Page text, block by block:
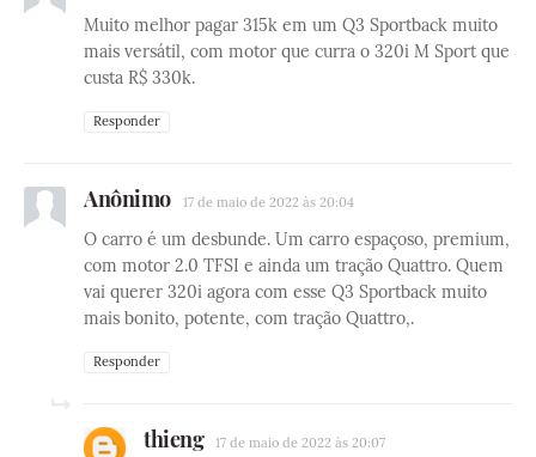
Muito melhor pagar 315k em um Q3 Sportback muito
mais versátil, com motor que curra o 320i M Sport que
custa R$ 330k.
Responder
Anônimo 17 de maio de 2022 às 20:04
O carro é um desbunde. Um carro espaçoso, premium,
com motor 2.0 TFSI e ainda um tração Quattro. Quem
vai querer 320i agora com esse Q3 Sportback muito
mais bonito, potente, com tração Quattro,.
Responder
thieng 17 de maio de 2022 às 20:07